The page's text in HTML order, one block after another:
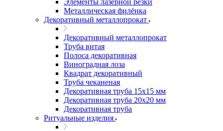
Элементы лазерной резки
Металлическая филёнка
Декоративный металлопрокат
Декоративный металлопрокат
Труба витая
Полоса декоративная
Виноградная лоза
Квадрат декоративный
Труба чеканеная
Декоративная труба 15х15 мм
Декоративная труба 20х20 мм
Декоративная труба
Ритуальные изделия